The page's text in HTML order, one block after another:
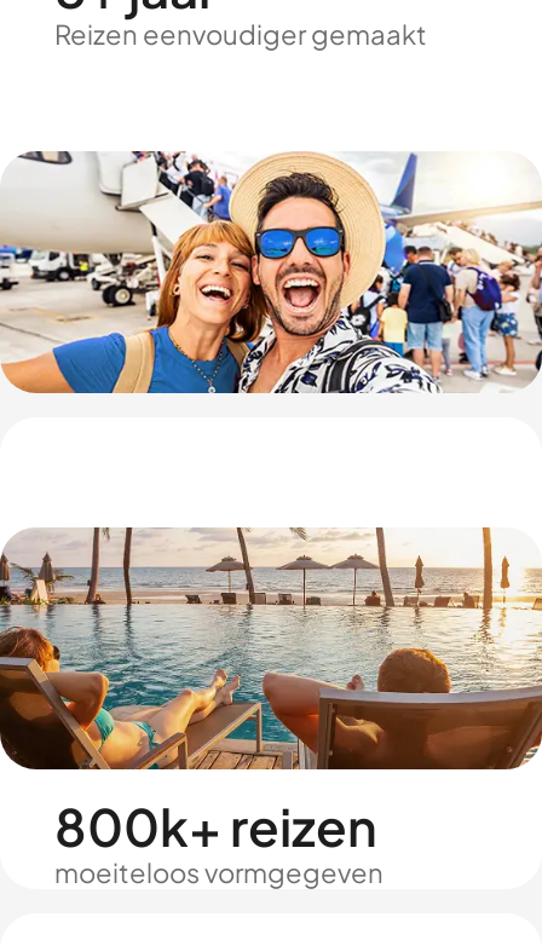
Reizen eenvoudiger gemaakt
800k+ reizen
moeiteloos vormgegeven